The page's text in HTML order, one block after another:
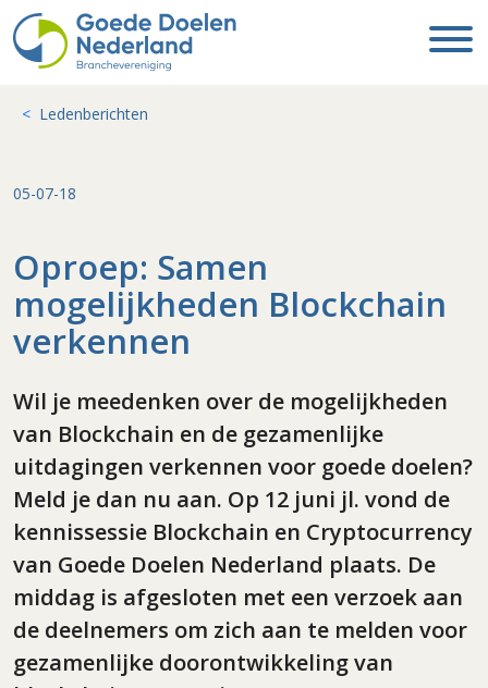
Ledenberichten
05-07-18
Oproep: Samen
mogelijkheden Blockchain
verkennen
Wil je meedenken over de mogelijkheden
van Blockchain en de gezamenlijke
uitdagingen verkennen voor goede doelen?
Meld je dan nu aan. Op 12 juni jl. vond de
kennissessie Blockchain en Cryptocurrency
van Goede Doelen Nederland plaats. De
middag is afgesloten met een verzoek aan
de deelnemers om zich aan te melden voor
gezamenlijke doorontwikkeling van